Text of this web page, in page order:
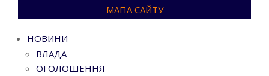
МАПА САЙТУ
НОВИНИ
ВЛАДА
ОГОЛОШЕННЯ